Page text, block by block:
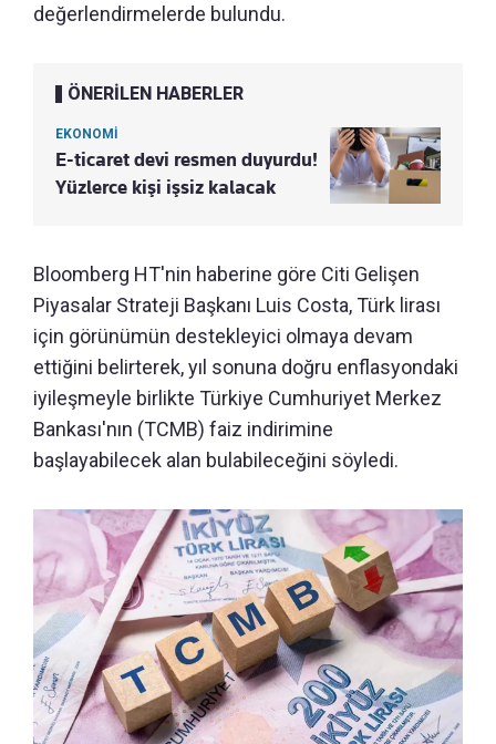
değerlendirmelerde bulundu.
ÖNERİLEN HABERLER
EKONOMİ
E-ticaret devi resmen duyurdu!
Yüzlerce kişi işsiz kalacak
Bloomberg HT'nin haberine göre Citi Gelişen
Piyasalar Strateji Başkanı Luis Costa, Türk lirası
için görünümün destekleyici olmaya devam
ettiğini belirterek, yıl sonuna doğru enflasyondaki
iyileşmeyle birlikte Türkiye Cumhuriyet Merkez
Bankası'nın (TCMB) faiz indirimine
başlayabilecek alan bulabileceğini söyledi.